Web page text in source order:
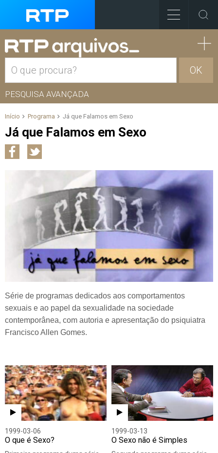
OK
PESQUISA AVANÇADA
Início Programa Já que Falamos em Sexo
Já que Falamos em Sexo
Série de programas dedicados aos comportamentos
sexuais e ao papel da sexualidade na sociedade
contemporânea, com autoria e apresentação do psiquiatra
Francisco Allen Gomes.
1999-03-06
O que é Sexo?
1999-03-13
O Sexo não é Simples